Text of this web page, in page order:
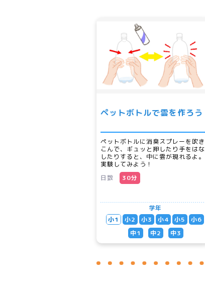
ペットボトルで雲を作ろう
ペットボトルに消臭スプレーを吹き
こんで、ギュッと押したり手をはな
したりすると、中に雲が現れるよ。
実験してみよう！
日数
30分
学年
小1
小2 小3 小4 小5
小6
中1
中2 中3